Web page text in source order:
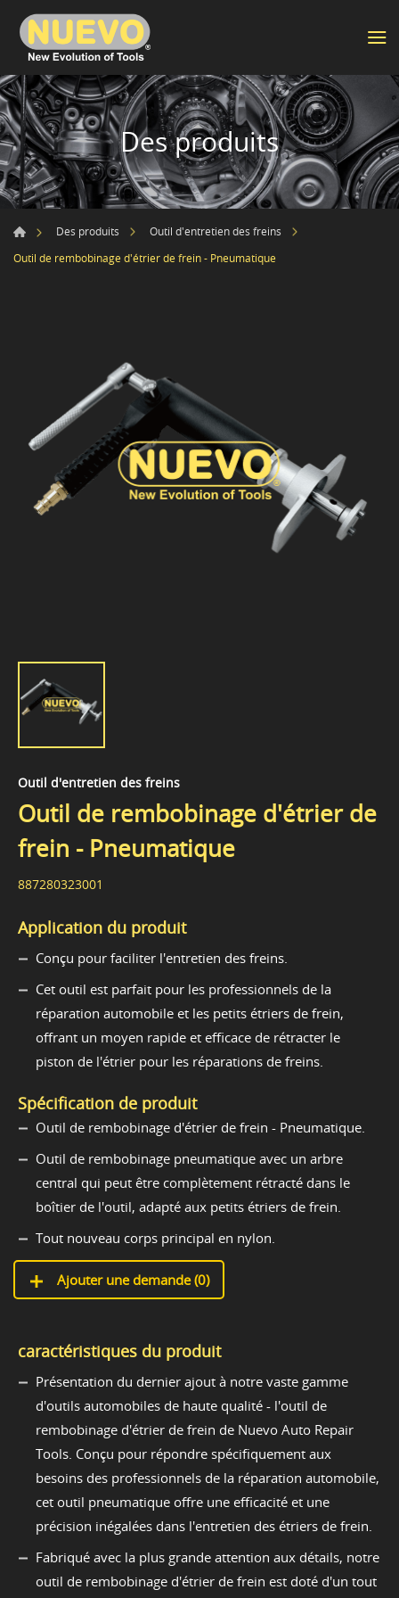
Des produits
Des produits
Outil d'entretien des freins
Outil de rembobinage d'étrier de frein - Pneumatique
Outil d'entretien des freins
Outil de rembobinage d'étrier de
frein - Pneumatique
887280323001
Application du produit
Conçu pour faciliter l'entretien des freins.
Cet outil est parfait pour les professionnels de la
réparation automobile et les petits étriers de frein,
offrant un moyen rapide et efficace de rétracter le
piston de l'étrier pour les réparations de freins.
Spécification de produit
Outil de rembobinage d'étrier de frein - Pneumatique.
Outil de rembobinage pneumatique avec un arbre
central qui peut être complètement rétracté dans le
boîtier de l'outil, adapté aux petits étriers de frein.
Tout nouveau corps principal en nylon.
Ajouter une demande (0)
caractéristiques du produit
Présentation du dernier ajout à notre vaste gamme
d'outils automobiles de haute qualité - l'outil de
rembobinage d'étrier de frein de Nuevo Auto Repair
Tools. Conçu pour répondre spécifiquement aux
besoins des professionnels de la réparation automobile,
cet outil pneumatique offre une efficacité et une
précision inégalées dans l'entretien des étriers de frein.
Fabriqué avec la plus grande attention aux détails, notre
outil de rembobinage d'étrier de frein est doté d'un tout